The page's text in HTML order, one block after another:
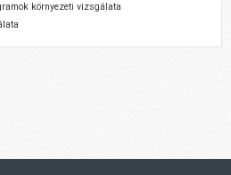
környezeti vizsgálata